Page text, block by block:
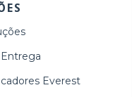
Everest